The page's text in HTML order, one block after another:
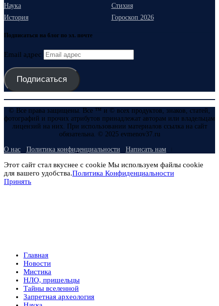
Наука
Стихия
История
Гороскоп 2026
Подписаться на блог по эл. почте
Email адрес
Подписаться
© Все права защищены. Все ™ и © всех продуктов, знаков, статей,
фотографий и прочих атрибутов принадлежат авторам или владельцам
лицензий на них. При использовании материалов ссылка на сайт
обязательна. © 2025 evmenov37.ru
О нас Политика конфиденциальности Написать нам
Этот сайт стал вкуснее с cookie Мы используем файлы cookie
для вашего удобства.Политика Конфиденциальности
Принять
Главная
Новости
Мистика
НЛО, пришельцы
Тайны вселенной
Запретная археология